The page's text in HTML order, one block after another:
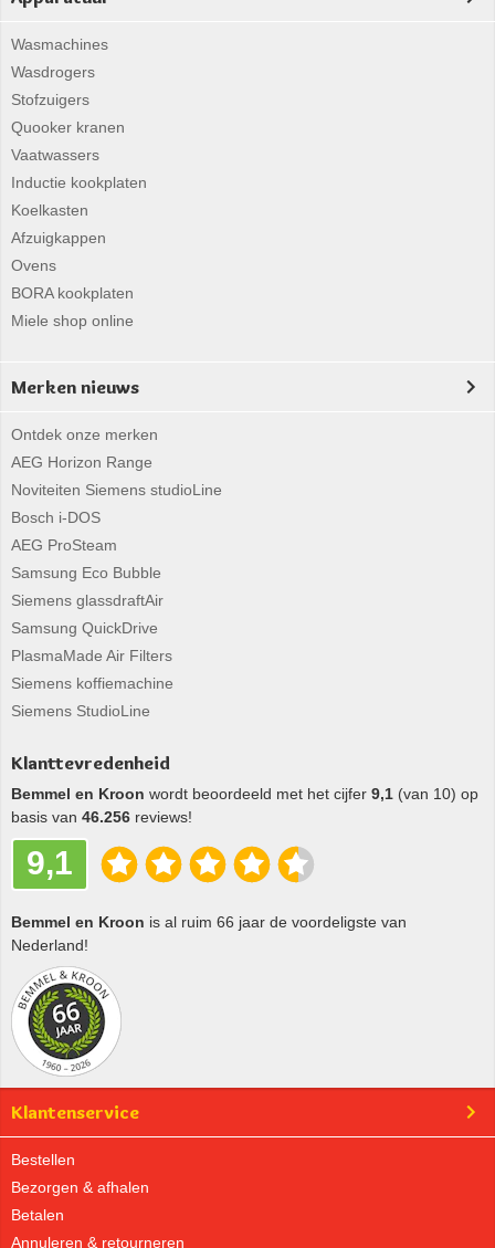
Wasmachines
Wasdrogers
Stofzuigers
Quooker kranen
Vaatwassers
Inductie kookplaten
Koelkasten
Afzuigkappen
Ovens
BORA kookplaten
Miele shop online
Merken nieuws
Ontdek onze merken
AEG Horizon Range
Noviteiten Siemens studioLine
Bosch i-DOS
AEG ProSteam
Samsung Eco Bubble
Siemens glassdraftAir
Samsung QuickDrive
PlasmaMade Air Filters
Siemens koffiemachine
Siemens StudioLine
Klanttevredenheid
Bemmel en Kroon wordt beoordeeld met het cijfer 9,1 (van 10) op
basis van 46.256 reviews!
9,1
Bemmel en Kroon is al ruim 66 jaar de voordeligste van
Nederland!
Klantenservice
Bestellen
Bezorgen & afhalen
Betalen
Annuleren & retourneren